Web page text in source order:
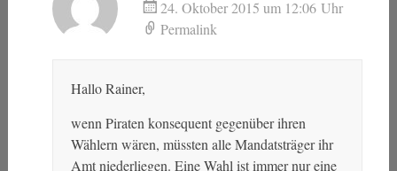
24. Oktober 2015 um 12:06 Uhr
Permalink
Hallo Rainer,
wenn Piraten konsequent gegenüber ihren
Wählern wären, müssten alle Mandatsträger ihr
Amt niederliegen. Eine Wahl ist immer nur eine